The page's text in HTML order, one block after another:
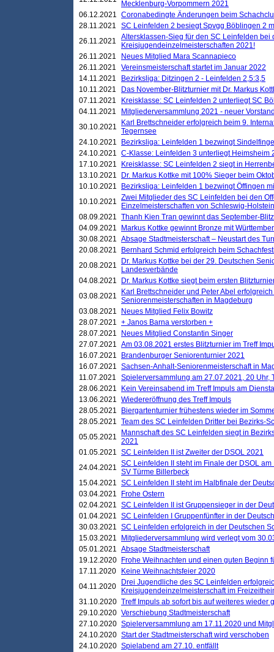
Mecklenburg-Vorpommern 2021
06.12.2021 Coronabedingte Änderungen beim
28.11.2021
SC Leinfelden 2 besiegt Spvgg Böblingen 2
26.11.2021
Altersklassen-Sieg für den SC Leinfelden bei
Kreisjugendeinzelmeisterschaften 2021!
26.11.2021
Neues Mitglied Mara Scannapieco
26.11.2021
Vereinsmeisterschaft startet im Januar 2022
14.11.2021
Bezirksliga: Ditzingen 2 - Leinfelden 2,5:3,5
10.11.2021
Das November-Blitzturnier mit Dr. Markus
07.11.2021
Kreisklasse: SC Leinfelden 2 unterliegt SC
04.11.2021
Mitgliederversammlung 2021 - neuer
30.10.2021
Karl Brettschneider erfolgreich beim 9.
Tegernsee
24.10.2021
Bezirksliga: Leinfelden 1 bezwingt
24.10.2021 C-Klasse: Leinfelden 3 unterliegt Heimsheim
17.10.2021
Kreisklasse: SC Leinfelden 2 siegt in
13.10.2021
Dr. Markus Kottke mit 100% Sieger beim
10.10.2021
Bezirksliga: Leinfelden 1 bezwingt Öffingen
10.10.2021 Zwei Mitglieder des SC Leinfelden bei den
Einzelmeisterschaften von Schleswig-
08.09.2021 Thanh Kien Tran gewinnt das September-
04.09.2021
Markus Kottke gewinnt Bronze mit
30.08.2021 Absage Stadtmeisterschaft – Neustart des
20.08.2021
Bernhard Schmid erfolgreich beim
20.08.2021
Dr. Markus Kottke bei der 29. Deutschen
Landesverbände
04.08.2021
Dr. Markus Kottke siegt beim ersten
03.08.2021
Karl Brettschneider und Peter Abel
Seniorenmeisterschaften in Magdeburg
03.08.2021
Neues Mitglied Felix Bowitz
28.07.2021 + Janos Barna verstorben +
28.07.2021
Neues Mitglied Constantin Singer
27.07.2021 Am 03.08.2021 erstes Blitzturnier im Treff
16.07.2021
Brandenburger Seniorenturnier 2021
16.07.2021 Sachsen-Anhalt-Seniorenmeisterschaft in
11.07.2021
Spielerversammlung am 27.07.2021, 20 Uhr,
28.06.2021
Kein Vereinsabend im Treff Impuls am
13.06.2021 Wiedereröffnung des Treff Impuls
28.05.2021
Biergartenturnier frühestens wieder im
28.05.2021 Team des SC Leinfelden Dritter bei Bezirks-
05.05.2021
Mannschaft des SC Leinfelden siegt in
2021
01.05.2021 SC Leinfelden II ist Zweiter der DSOL 2021
24.04.2021 SC Leinfelden II steht im Finale der DSOL
SV Türme Billerbeck
15.04.2021 SC Leinfelden II steht im Halbfinale der
03.04.2021
Frohe Ostern
02.04.2021 SC Leinfelden II ist Gruppensieger in der
01.04.2021 SC Leinfelden I Gruppenfünfter in der
30.03.2021 SC Leinfelden erfolgreich in der Deutschen
15.03.2021
Mitgliederversammlung wird verlegt vom
05.01.2021 Absage Stadtmeisterschaft
19.12.2020
Frohe Weihnachten und einen guten Beginn
17.11.2020
Keine Weihnachtsfeier 2020
04.11.2020
Drei Jugendliche des SC Leinfelden
Kreisjugendeinzelmeisterschaft im
31.10.2020 Treff Impuls ab sofort bis auf weiteres wieder
29.10.2020 Verschiebung Stadtmeisterschaft
27.10.2020 Spielerversammlung am 17.11.2020 und
24.10.2020 Start der Stadtmeisterschaft wird verschoben
24.10.2020 Spielabend am 27.10. entfällt